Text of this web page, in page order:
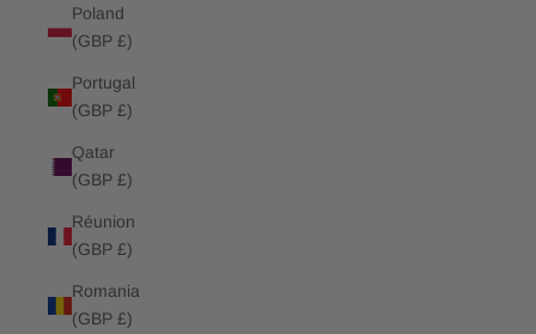
Poland
(GBP £)
Portugal
(GBP £)
Qatar
(GBP £)
Réunion
(GBP £)
Romania
(GBP £)